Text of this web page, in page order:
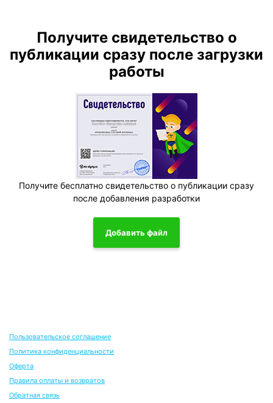
Получите свидетельство о
публикации сразу после загрузки
работы
Получите бесплатно свидетельство о публикации сразу
после добавления разработки
Добавить файл
Пользовательское соглашение
Политика конфиденциальности
Оферта
Правила оплаты и возвратов
Обратная связь